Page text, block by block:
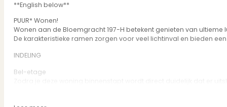
**English below**
PUUR* Wonen!
Wonen aan de Bloemgracht 197-H betekent genieten van
De karakteristieke ramen zorgen voor veel lichtinval en bieden
INDELING
Bel-etage